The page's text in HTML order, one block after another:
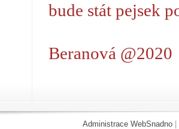
bude stát pejsek
Beranová @2020
Administrace WebSnadno|